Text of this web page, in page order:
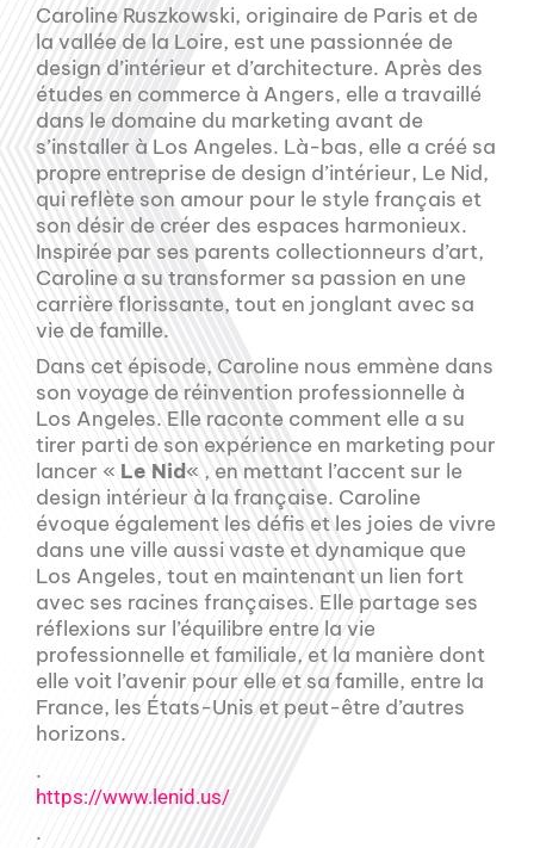
Caroline Ruszkowski, originaire de Paris et de
la vallée de la Loire, est une passionnée de
design d’intérieur et d’architecture. Après des
études en commerce à Angers, elle a travaillé
dans le domaine du marketing avant de
s’installer à Los Angeles. Là-bas, elle a créé sa
propre entreprise de design d’intérieur, Le Nid,
qui reflète son amour pour le style français et
son désir de créer des espaces harmonieux.
Inspirée par ses parents collectionneurs d’art,
Caroline a su transformer sa passion en une
carrière florissante, tout en jonglant avec sa
vie de famille.
Dans cet épisode, Caroline nous emmène dans
son voyage de réinvention professionnelle à
Los Angeles. Elle raconte comment elle a su
tirer parti de son expérience en marketing pour
lancer « Le Nid« , en mettant l’accent sur le
design intérieur à la française. Caroline
évoque également les défis et les joies de vivre
dans une ville aussi vaste et dynamique que
Los Angeles, tout en maintenant un lien fort
avec ses racines françaises. Elle partage ses
réflexions sur l’équilibre entre la vie
professionnelle et familiale, et la manière dont
elle voit l’avenir pour elle et sa famille, entre la
France, les États-Unis et peut-être d’autres
horizons.
.
https://www.lenid.us/
.